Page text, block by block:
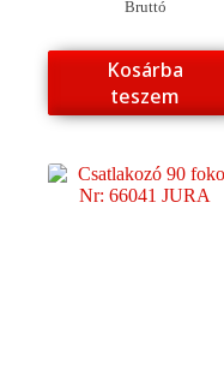
Bruttó
Kosárba
teszem